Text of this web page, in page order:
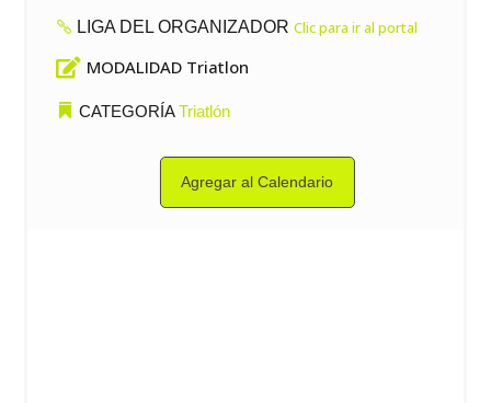
LIGA DEL ORGANIZADOR Clic para ir al portal
 MODALIDAD Triatlon
CATEGORÍATriatlón
Agregar al Calendario